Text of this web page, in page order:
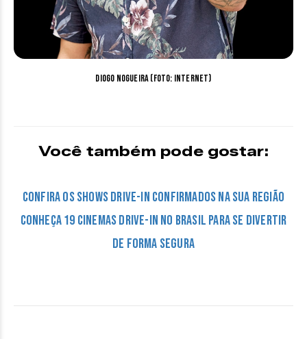
Diogo Nogueira (Foto: internet)
Você também pode gostar:
Confira os shows drive-in confirmados na sua região
Conheça 19 cinemas drive-in no Brasil para se divertir
de forma segura